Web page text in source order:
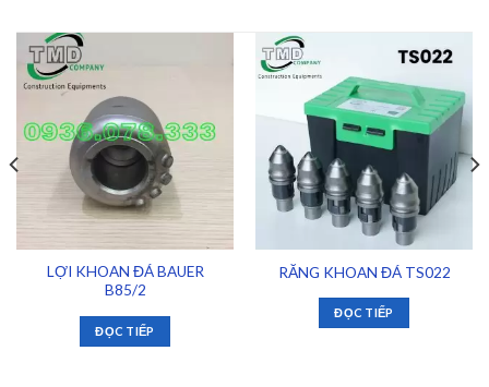
LỢI KHOAN ĐÁ BAUER
B85/2
ĐỌC TIẾP
RĂNG KHOAN ĐÁ TS022
ĐỌC TIẾP